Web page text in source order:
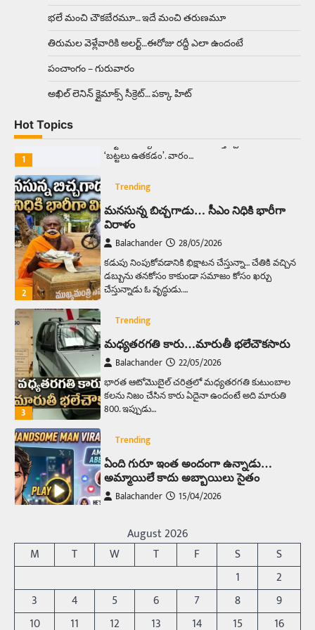
భలే మంచి చౌకబేరమూ… ఇదే మంచి తరుణమూ
తిరుమల వెళ్లేవారికి అలర్ట్‌…ఈరోజు రద్దీ ఎలా ఉందంటే
పంచాంగం – గురువారం
అఖిల్‌ లెనిన్ క్లైమాక్స్‌ సీక్రెట్‌… పక్కా హిట్‌
Hot Topics
ఉత్తర ప్రదేశ్‌లోని ఝాన్సీ జిల్లాలో ఒక వింతైన రోడ్డు
ప్రమాదం చోటుచేసుకుంది. ఝాన్సీ–కాన్పూర్ జాతీయ
రహదారిపై వేల సంఖ్యలో బీరు…
1
Trending
అక్కడ ఆదివారం బట్టలు ఉతికితే…జైలుకే
సాఫ్ట్‌వేర్ ఉద్యోగి వరకు అందరికీ గుర్తొచ్చే మొదటి పని
‘బట్టలు ఉతకడం’. వారం…
2
Trending
మనసున్న బిచ్చగాడు… సీఎం నిధికి భారీగా
విరాళం
Balachander 28/05/2026
కడుపు నింపుకోవడానికి భిక్షాటన చేస్తున్నా… చేతికి వచ్చిన
డబ్బును తనకోసం కాకుండా సమాజం కోసం ఖర్చు
చేస్తున్నాడు ఓ వృద్ధుడు.…
3
Trending
మధ్యతరగతి కారు…మారుతీ భలేచౌకసారు
Balachander 22/05/2026
భారత ఆటోమొబైల్ చరిత్రలో మధ్యతరగతి కుటుంబాల
కలను నిజం చేసిన కారు ఏదైనా ఉందంటే అది మారుతి
800. ఇప్పుడు…
4
Trending
ఏంది గురూ ఇంత అందంగా ఉన్నాడు…
అమ్మాయిలే కాదు అబ్బాయిలు సైతం
Balachander 15/04/2026
బోమ్మ అని పిలుస్తాం. స్పెయిన్‌ అమ్మాయిలు చాలా
అందంగా ఉంటారనే నానుడి…
రోడ్డుపై ఏరులై పారిన బీర్లు… ఘాటుతో
మండుతున్న నోర్లు
August 2026
M
T W T F S
S
1
2
3
4 5 6 7 8
9
10
11 12 13 14 15 16